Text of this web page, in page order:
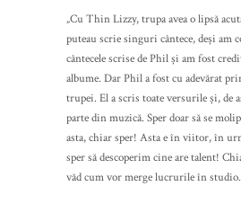
„Cu Thin Lizzy, trupa avea o lipsă
puteau scrie singuri cântece, deși
cântecele scrise de Phil și am fost
albume. Dar Phil a fost cu adevărat
trupei. El a scris toate versurile și, de
parte din muzică. Sper doar să se
asta, chiar sper! Asta e în viitor, în
sper să descoperim cine are talent!
văd cum vor merge lucrurile în